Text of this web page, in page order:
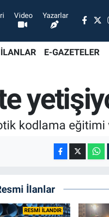
Video Yazarlar
E-GAZETELER
kodlama eğitimi
İlanlar
RESMİ İLANDIR